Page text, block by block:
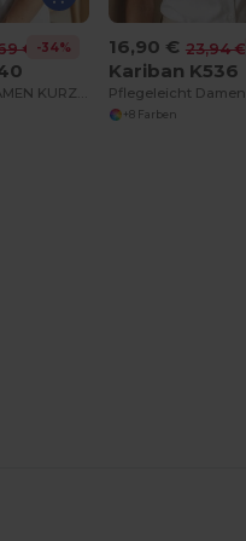
€ -34% 16,90 € 23,94 €
Kariban K536
+8 Farben